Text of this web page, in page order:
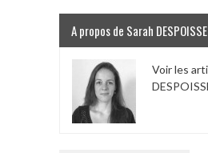
A propos de Sarah DESPOISSE
Voir les